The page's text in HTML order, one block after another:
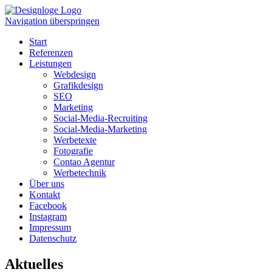
Navigation überspringen
Start
Referenzen
Leistungen
Webdesign
Grafikdesign
SEO
Marketing
Social-Media-Recruiting
Social-Media-Marketing
Werbetexte
Fotografie
Contao Agentur
Werbetechnik
Über uns
Kontakt
Facebook
Instagram
Impressum
Datenschutz
Aktuelles